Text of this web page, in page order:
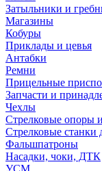
Затыльники и
Магазины
Кобуры
Приклады и цевья
Антабки
Ремни
Прицельные
Запчасти и
Чехлы
Стрелковые опоры
Стрелковые станки
Фальшпатроны
Насадки, чоки, ДТК
УСМ